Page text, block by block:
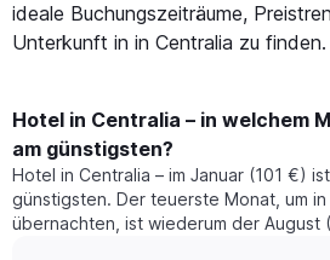
ideale Buchungszeiträume,
Unterkunft in in Centralia zu finden.
Hotel in Centralia – in welchem
am günstigsten?
Hotel in Centralia – im Januar (101 €)
günstigsten. Der teuerste Monat, um in
übernachten, ist wiederum der August